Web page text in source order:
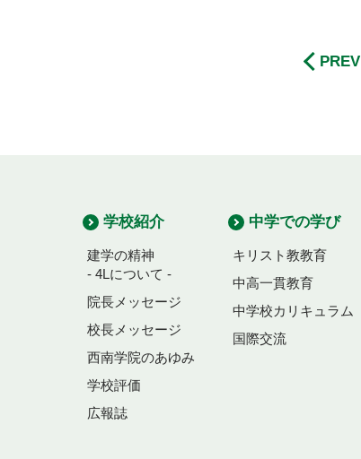
PREV
学校紹介
建学の精神
- 4Lについて -
院長メッセージ
校長メッセージ
西南学院のあゆみ
学校評価
広報誌
中学での学び
キリスト教教育
中高一貫教育
中学校カリキュラム
国際交流